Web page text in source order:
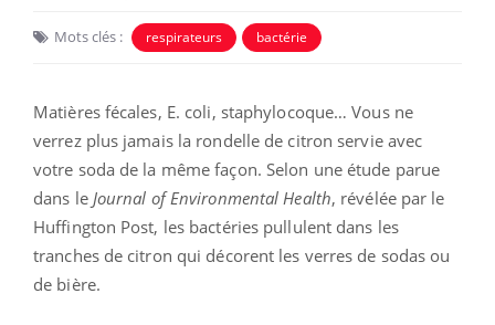
Mots clés : respirateurs bactérie
Matières fécales, E. coli, staphylocoque… Vous ne
verrez plus jamais la rondelle de citron servie avec
votre soda de la même façon. Selon une étude parue
dans le Journal of Environmental Health, révélée par le
Huffington Post, les bactéries pullulent dans les
tranches de citron qui décorent les verres de sodas ou
de bière.